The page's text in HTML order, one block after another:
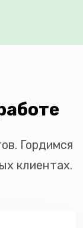
Гордимся
клиентах.